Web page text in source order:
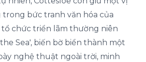
bức tranh văn hóa của
tổ chức triển lãm thường niên
Sea', biến bờ biển thành một
nghệ thuật ngoài trời, minh